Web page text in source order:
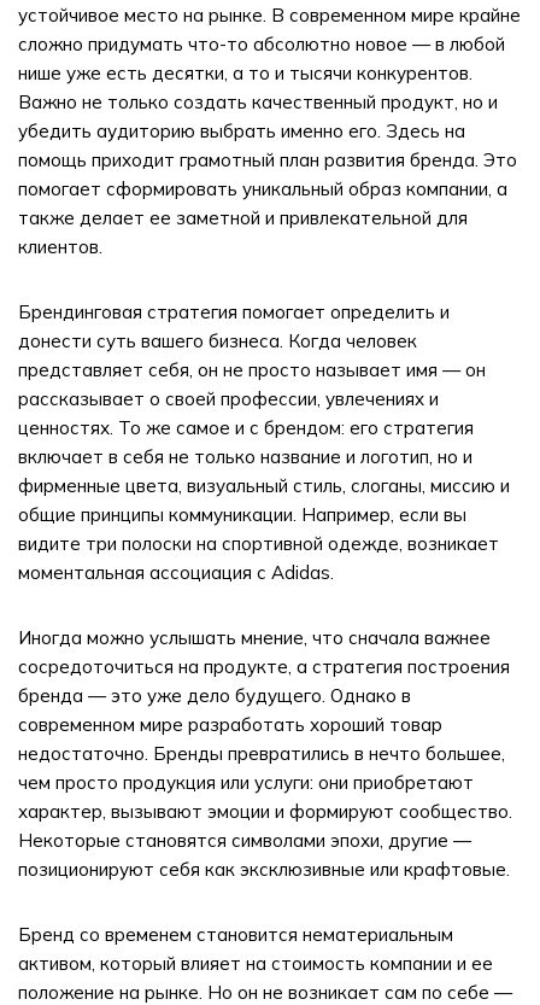
устойчивое место на рынке. В современном мире крайне
сложно придумать что-то абсолютно новое — в любой
нише уже есть десятки, а то и тысячи конкурентов.
Важно не только создать качественный продукт, но и
убедить аудиторию выбрать именно его. Здесь на
помощь приходит грамотный план развития бренда. Это
помогает сформировать уникальный образ компании, а
также делает ее заметной и привлекательной для
клиентов.
Брендинговая стратегия помогает определить и
донести суть вашего бизнеса. Когда человек
представляет себя, он не просто называет имя — он
рассказывает о своей профессии, увлечениях и
ценностях. То же самое и с брендом: его стратегия
включает в себя не только название и логотип, но и
фирменные цвета, визуальный стиль, слоганы, миссию и
общие принципы коммуникации. Например, если вы
видите три полоски на спортивной одежде, возникает
моментальная ассоциация с Adidas.
Иногда можно услышать мнение, что сначала важнее
сосредоточиться на продукте, а стратегия построения
бренда — это уже дело будущего. Однако в
современном мире разработать хороший товар
недостаточно. Бренды превратились в нечто большее,
чем просто продукция или услуги: они приобретают
характер, вызывают эмоции и формируют сообщество.
Некоторые становятся символами эпохи, другие —
позиционируют себя как эксклюзивные или крафтовые.
Бренд со временем становится нематериальным
активом, который влияет на стоимость компании и ее
положение на рынке. Но он не возникает сам по себе —